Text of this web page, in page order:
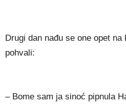
Drugi dan nađu se one opet
pohvali:
– Bome sam ja sinoć pipnula